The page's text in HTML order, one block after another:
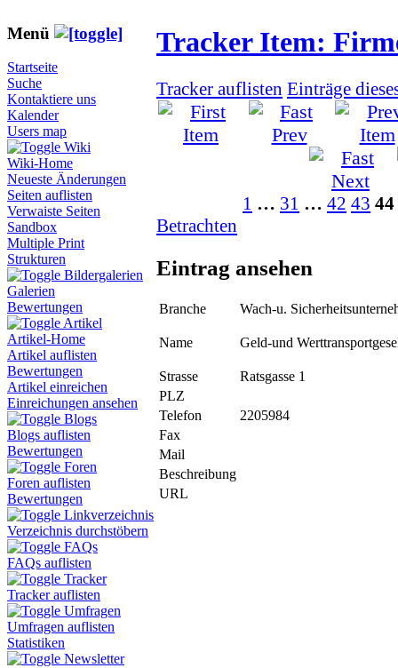
Menü
Startseite
Suche
Kontaktiere uns
Kalender
Users map
Wiki
Wiki-Home
Neueste Änderungen
Seiten auflisten
Verwaiste Seiten
Sandbox
Multiple Print
Strukturen
Bildergalerien
Galerien
Bewertungen
Artikel
Artikel-Home
Artikel auflisten
Bewertungen
Artikel einreichen
Einreichungen ansehen
Blogs
Blogs auflisten
Bewertungen
Foren
Foren auflisten
Bewertungen
Linkverzeichnis
Verzeichnis durchstöbern
FAQs
FAQs auflisten
Tracker
Tracker auflisten
Umfragen
Umfragen auflisten
Statistiken
Newsletter
Tracker Item:
Tracker auflisten Einträge
1 … 31 … 42 43 44
Betrachten
Eintrag ansehen
Branche Wach-u.
Name Geld-und
Strasse
Ratsgasse 1
PLZ
Telefon
2205984
Fax
Mail
Beschreibung
URL